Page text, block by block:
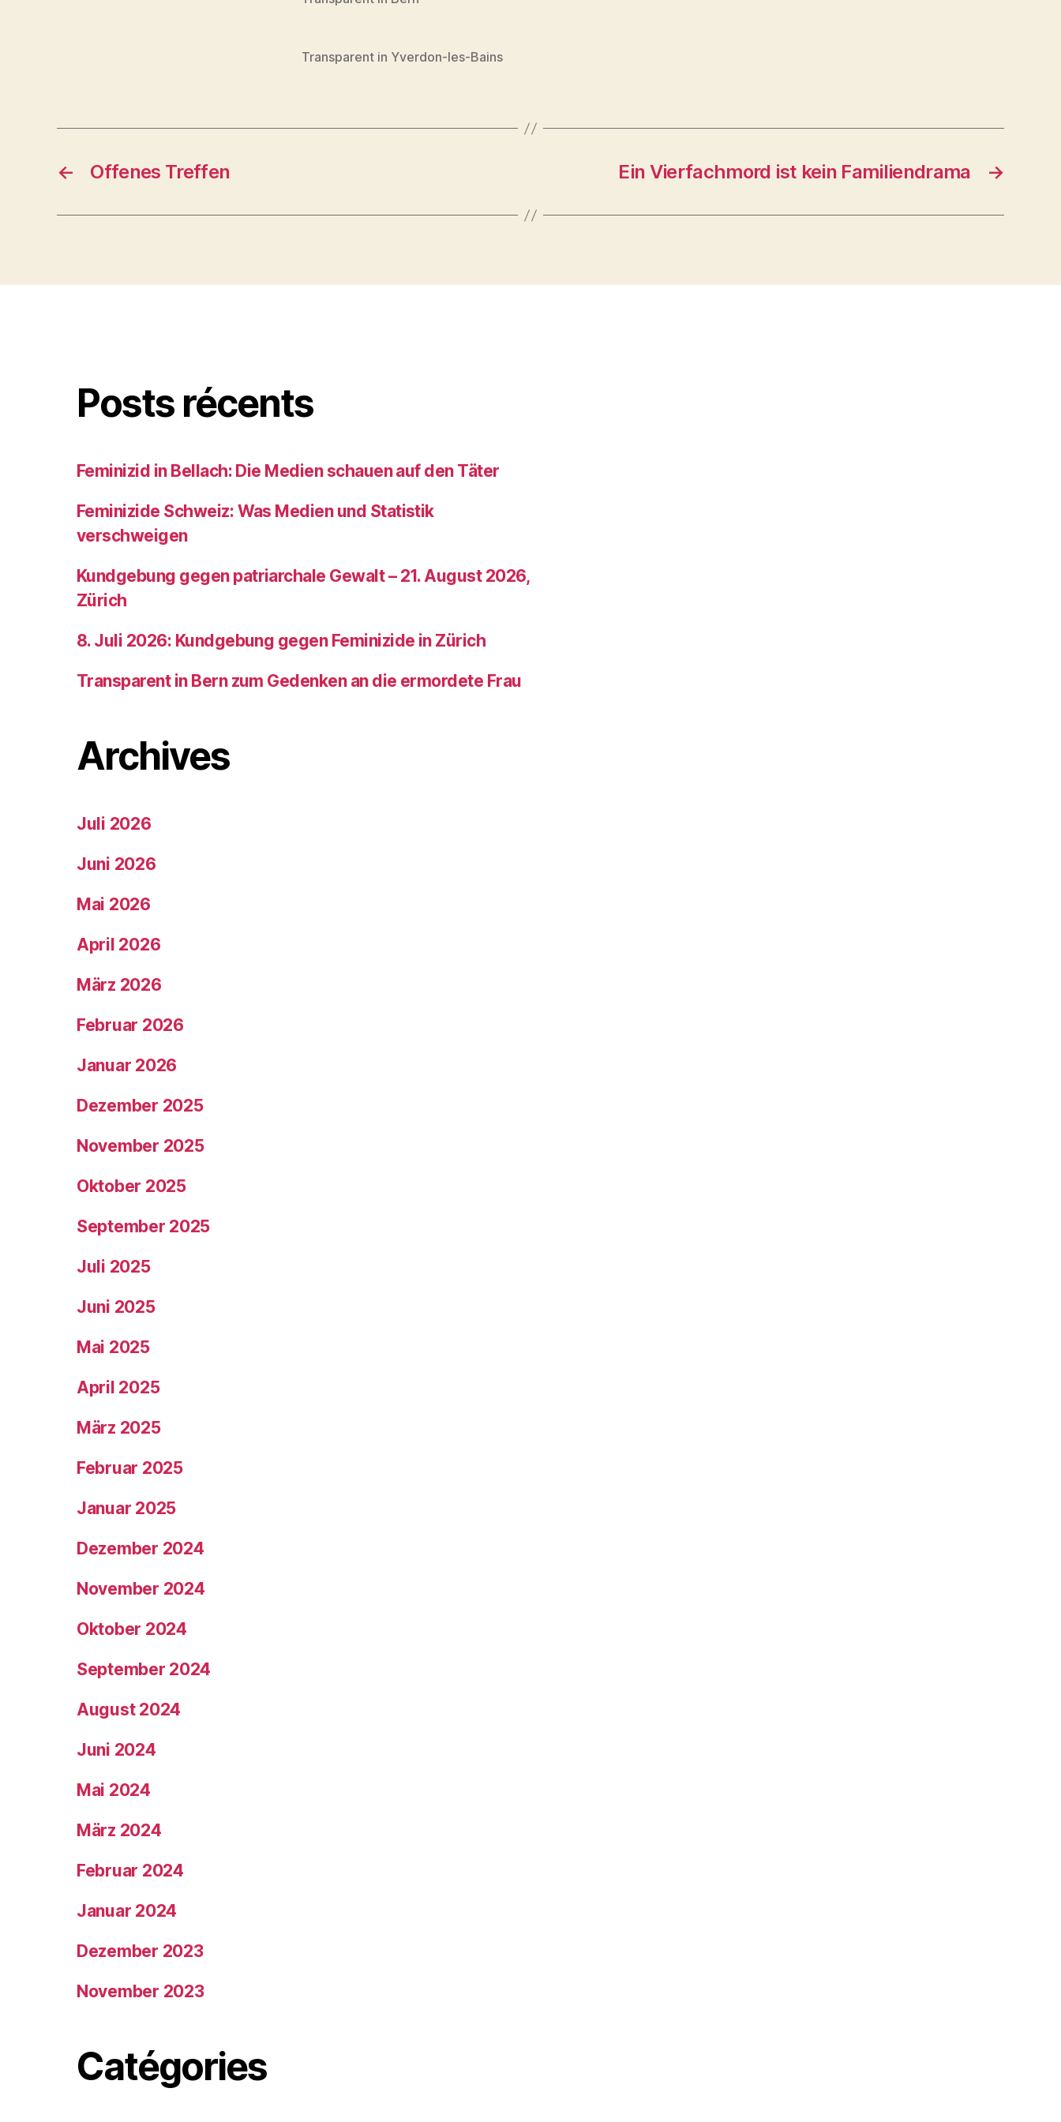
Transparent in Yverdon-les-Bains
← Offenes Treffen →
Ein Vierfachmord ist kein Familiendrama
Posts récents
Feminizid in Bellach: Die Medien schauen auf den Täter
Feminizide Schweiz: Was Medien und Statistik
verschweigen
Kundgebung gegen patriarchale Gewalt – 21. August 2026,
Zürich
8. Juli 2026: Kundgebung gegen Feminizide in Zürich
Transparent in Bern zum Gedenken an die ermordete Frau
Archives
Juli 2026
Juni 2026
Mai 2026
April 2026
März 2026
Februar 2026
Januar 2026
Dezember 2025
November 2025
Oktober 2025
September 2025
Juli 2025
Juni 2025
Mai 2025
April 2025
März 2025
Februar 2025
Januar 2025
Dezember 2024
November 2024
Oktober 2024
September 2024
August 2024
Juni 2024
Mai 2024
März 2024
Februar 2024
Januar 2024
Dezember 2023
November 2023
Catégories